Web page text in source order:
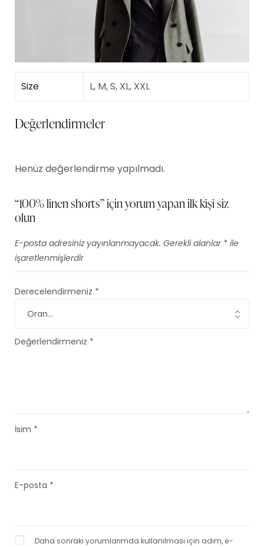
Size L, M, S, XL, XXL
Değerlendirmeler
Henüz değerlendirme yapılmadı.
“100% linen shorts” için yorum yapan ilk kişi siz
olun
E-posta adresiniz yayınlanmayacak. Gerekli alanlar * ile
işaretlenmişlerdir
Derecelendirmeniz *
Değerlendirmeniz *
İsim *
E-posta *
Daha sonraki yorumlarımda kullanılması için adım, e-